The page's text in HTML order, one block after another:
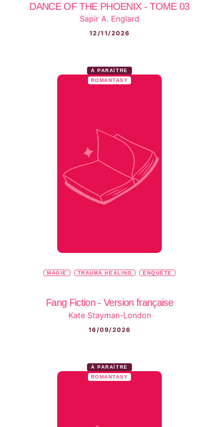
DANCE OF THE PHOENIX - TOME 03
Sapir A. Englard
12/11/2026
À PARAÎTRE
ROMANTASY
MAGIE TRAUMA HEALING ENQUÊTE
Fang Fiction - Version française
Kate Stayman-London
16/09/2026
À PARAÎTRE
ROMANTASY